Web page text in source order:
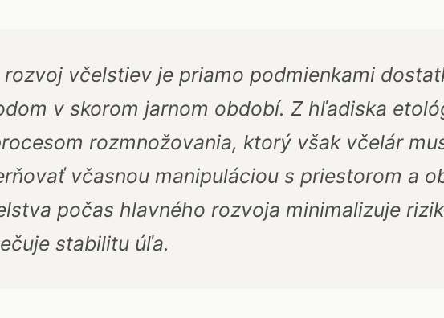
rozvoj včelstiev je priamo podmienkami
v skorom jarnom období. Z hľadiska
rozmnožovania, ktorý však včelár
včasnou manipuláciou s priestorom a
počas hlavného rozvoja minimalizuje
stabilitu úľa.